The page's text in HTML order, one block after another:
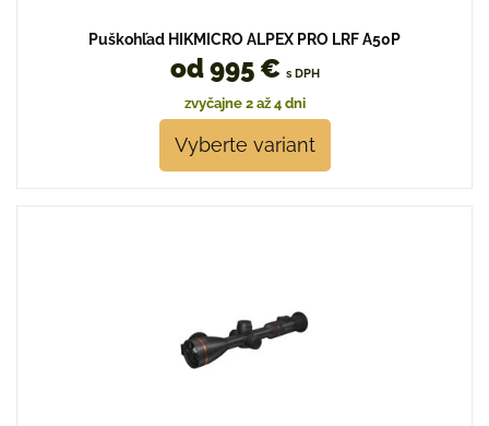
Puškohľad HIKMICRO ALPEX PRO LRF A50P
od 995 € s DPH
zvyčajne 2 až 4 dni
Vyberte variant